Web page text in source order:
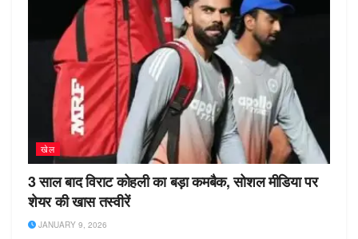
खेल
3 साल बाद विराट कोहली का बड़ा कमबैक, सोशल मीडिया पर
शेयर की खास तस्वीरें
JANUARY 9, 2026